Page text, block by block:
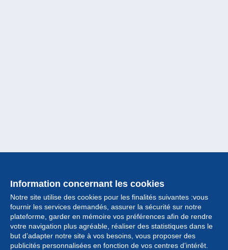
Information concernant les cookies
Notre site utilise des cookies pour les finalités suivantes :vous
fournir les services demandés, assurer la sécurité sur notre
plateforme, garder en mémoire vos préférences afin de rendre
votre navigation plus agréable, réaliser des statistiques dans le
but d’adapter notre site à vos besoins, vous proposer des
publicités personnalisées en fonction de vos centres d’intérêt.
Collection